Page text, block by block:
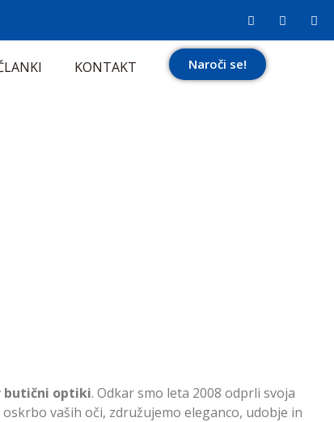
KONTAKT Naroči se!
butični optiki. Odkar smo leta 2008 odprli svoja
vaših oči, združujemo eleganco, udobje in